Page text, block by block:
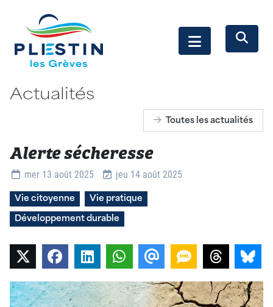
Actualités
Toutes les actualités
Alerte sécheresse
Détailsmer 13 août 2025 jeu 14 août 2025
Vie citoyenne Vie pratique
Développement durable